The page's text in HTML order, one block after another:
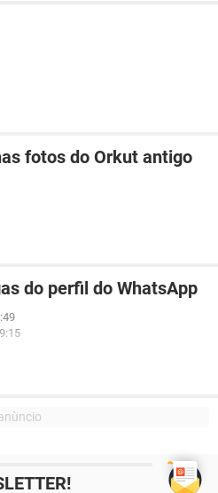
fotos do Orkut antigo
do perfil do WhatsApp